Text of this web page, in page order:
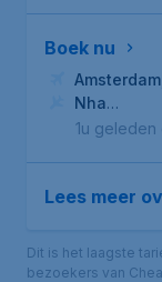
Boek nu
Amsterdam
Nha
Trang,
1u
Lees meer
Dit is het laagste
bezoekers van